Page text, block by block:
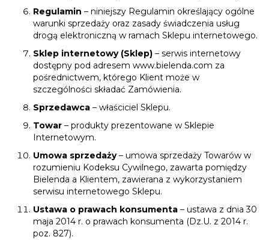
Regulamin – niniejszy Regulamin określający ogólne
warunki sprzedaży oraz zasady świadczenia usług
drogą elektroniczną w ramach Sklepu internetowego.
Sklep internetowy (Sklep) – serwis internetowy
dostępny pod adresem www.bielenda.com za
pośrednictwem, którego Klient może w
szczególności składać Zamówienia.
Sprzedawca – właściciel Sklepu.
Towar – produkty prezentowane w Sklepie
Internetowym.
Umowa sprzedaży– umowa sprzedaży Towarów w
rozumieniu Kodeksu Cywilnego, zawarta pomiędzy
Bielenda a Klientem, zawierana z wykorzystaniem
serwisu internetowego Sklepu.
Ustawa o prawach konsumenta – ustawa z dnia 30
maja 2014 r. o prawach konsumenta (Dz.U. z 2014 r.
poz. 827).